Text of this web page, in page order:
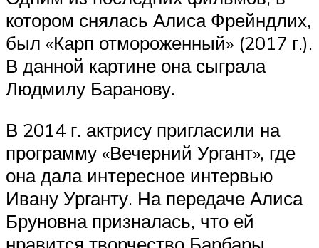
котором снялась Алиса Фрейндлих,
был «Карп отмороженный» (2017 г.).
В данной картине она сыграла
Людмилу Баранову.
В 2014 г. актрису пригласили на
программу «Вечерний Ургант», где
она дала интересное интервью
Ивану Урганту. На передаче Алиса
Бруновна призналась, что ей